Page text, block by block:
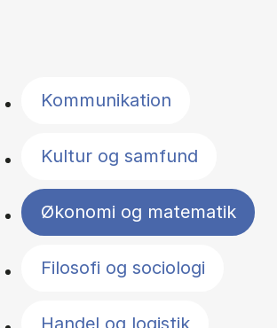
Kommunikation
Kultur og samfund
Økonomi og matematik
Filosofi og sociologi